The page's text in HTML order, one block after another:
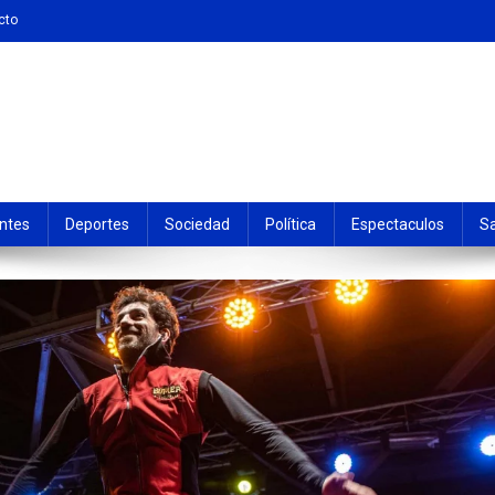
Deportes Sociedad Política Espectaculos